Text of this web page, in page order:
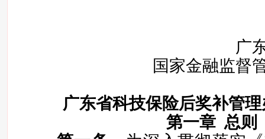
广
国家金融监督
广东省科技保险后奖补管
第一章 总则